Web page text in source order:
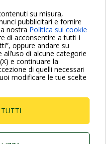
su misura,
pubblicitari e fornire
nostra Politica sui cookie
di acconsentire a tutti i
oppure andare su
di alcune categorie
e continuare la
di quelli necessari
modificare le tue scelte
anche le Domande più
FAQ